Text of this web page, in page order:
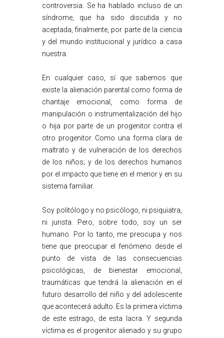
controversia. Se ha hablado incluso de un
síndrome, que ha sido discutida y no
aceptada, finalmente, por parte de la ciencia
y del mundo institucional y jurídico a casa
nuestra.
En cualquier caso, sí que sabemos que
existe la alienación parental como forma de
chantaje emocional, como forma de
manipulación o instrumentalización del hijo
o hija por parte de un progenitor contra el
otro progenitor. Como una forma clara de
maltrato y de vulneración de los derechos
de los niños; y de los derechos humanos
por el impacto que tiene en el menor y en su
sistema familiar.
Soy politólogo y no psicólogo, ni psiquiatra,
ni jurista. Pero, sobre todo, soy un ser
humano. Por lo tanto, me preocupa y nos
tiene que preocupar el fenómeno desde el
punto de vista de las consecuencias
psicológicas, de bienestar emocional,
traumáticas que tendrá la alienación en el
futuro desarrollo del niño y del adolescente
que acontecerá adulto. Es la primera víctima
de este estrago, de esta lacra. Y segunda
víctima es el progenitor alienado y su grupo